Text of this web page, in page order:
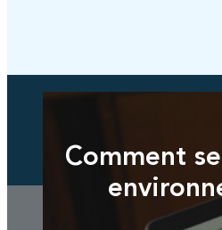
Comment